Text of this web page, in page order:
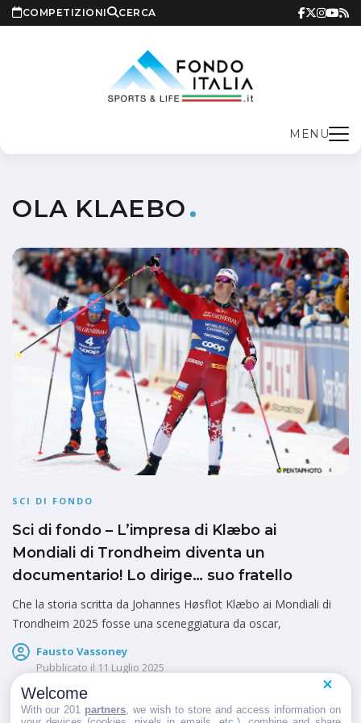
COMPETIZIONI CERCA
MENU
OLA KLAEBO
SCI DI FONDO
Sci di fondo – L’impresa di Klæbo ai
Mondiali di Trondheim diventa un
documentario! Lo dirige… suo fratello
Che la storia scritta da Johannes Høsflot Klæbo ai Mondiali di
Trondheim 2025 fosse una sceneggiatura da oscar,
Fausto Vassoney
Pubblicato il 11 Luglio 2025
Welcome
With our 201 partners , we wish to store and access information on